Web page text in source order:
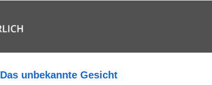
Das unbekannte Gesicht